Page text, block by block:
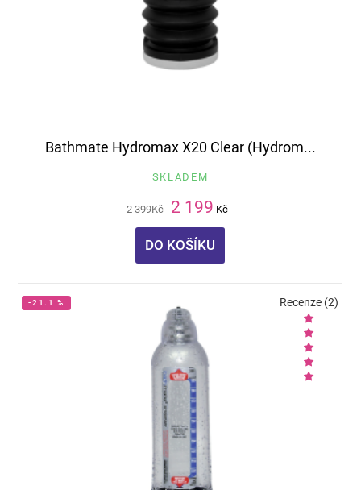
Bathmate Hydromax X20 Clear (Hydrom...
SKLADEM
2 399Kč 2 199 Kč
DO KOŠÍKU
-21.1 % Recenze (2)